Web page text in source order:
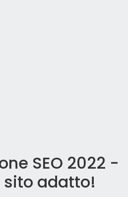
SEO 2022 -
sito adatto!